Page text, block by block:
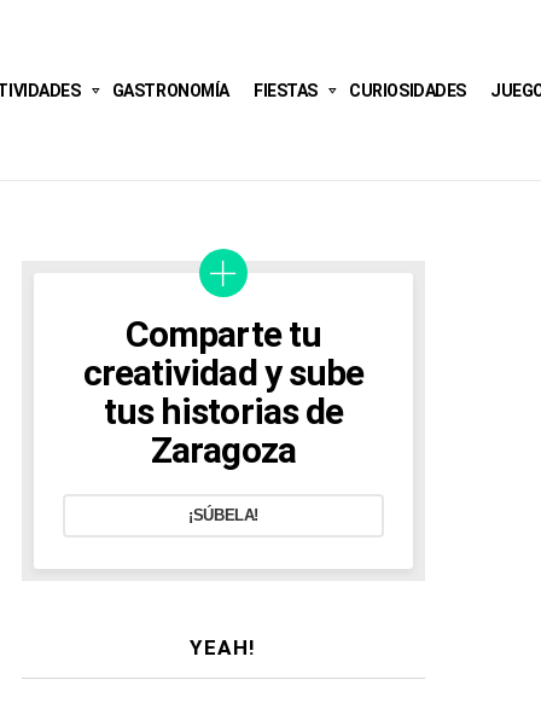
GASTRONOMÍA FIESTAS CURIOSIDADES
Comparte tu
creatividad y sube
tus historias de
Zaragoza
¡SÚBELA!
YEAH!